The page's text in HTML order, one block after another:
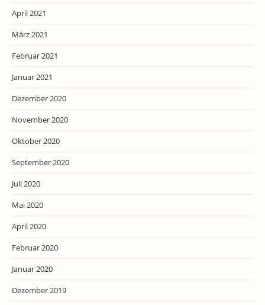
April 2021
März 2021
Februar 2021
Januar 2021
Dezember 2020
November 2020
Oktober 2020
September 2020
Juli 2020
Mai 2020
April 2020
Februar 2020
Januar 2020
Dezember 2019